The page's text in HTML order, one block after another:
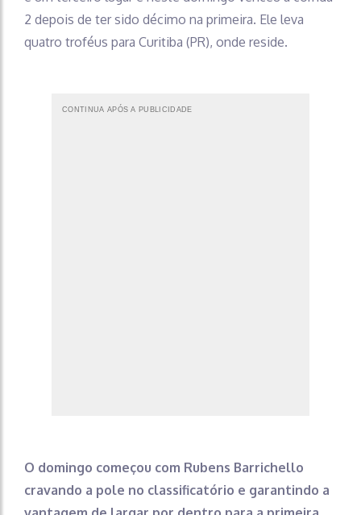
2 depois de ter sido décimo na primeira. Ele leva
quatro troféus para Curitiba (PR), onde reside.
CONTINUA APÓS A PUBLICIDADE
O domingo começou com Rubens Barrichello
cravando a pole no classificatório e garantindo a